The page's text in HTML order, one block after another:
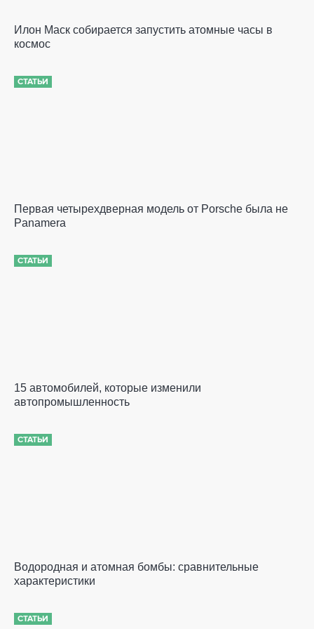
Илон Маск собирается запустить атомные часы в
космос
СТАТЬИ
Первая четырехдверная модель от Porsche была не
Panamera
СТАТЬИ
15 автомобилей, которые изменили
автопромышленность
СТАТЬИ
Водородная и атомная бомбы: сравнительные
характеристики
СТАТЬИ